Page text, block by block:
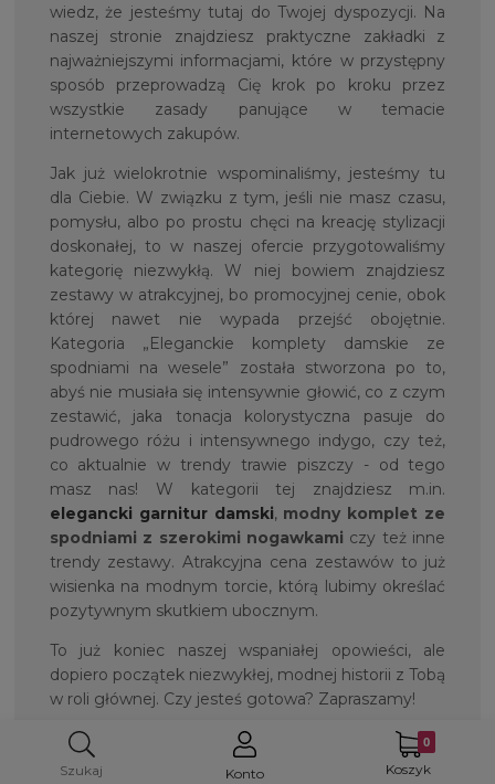
Szukaj Konto Koszyk
wiedz, że jesteśmy tutaj do Twojej dyspozycji. Na
naszej stronie znajdziesz praktyczne zakładki z
najważniejszymi informacjami, które w przystępny
sposób przeprowadzą Cię krok po kroku przez
wszystkie zasady panujące w temacie
internetowych zakupów.
Jak już wielokrotnie wspominaliśmy, jesteśmy tu
dla Ciebie. W związku z tym, jeśli nie masz czasu,
pomysłu, albo po prostu chęci na kreację stylizacji
doskonałej, to w naszej ofercie przygotowaliśmy
kategorię niezwykłą. W niej bowiem znajdziesz
zestawy w atrakcyjnej, bo promocyjnej cenie, obok
której nawet nie wypada przejść obojętnie.
Kategoria „Eleganckie komplety damskie ze
spodniami na wesele” została stworzona po to,
abyś nie musiała się intensywnie głowić, co z czym
zestawić, jaka tonacja kolorystyczna pasuje do
pudrowego różu i intensywnego indygo, czy też,
co aktualnie w trendy trawie piszczy - od tego
masz nas! W kategorii tej znajdziesz m.in.
elegancki garnitur damski, modny komplet ze
spodniami z szerokimi nogawkami czy też inne
trendy zestawy. Atrakcyjna cena zestawów to już
wisienka na modnym torcie, którą lubimy określać
pozytywnym skutkiem ubocznym.
To już koniec naszej wspaniałej opowieści, ale
dopiero początek niezwykłej, modnej historii z Tobą
w roli głównej. Czy jesteś gotowa? Zapraszamy!